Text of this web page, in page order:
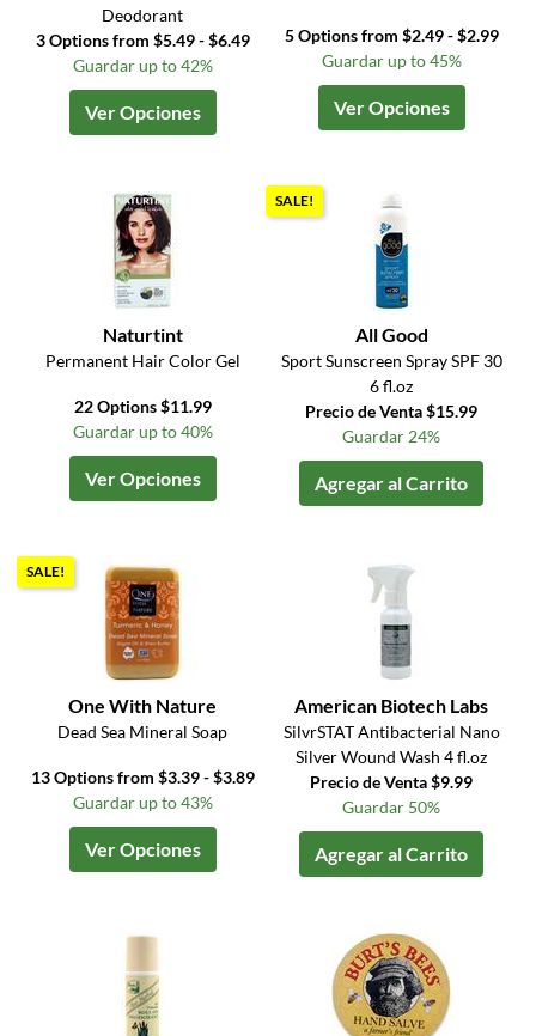
Deodorant
3 Options from $5.49 - $6.49
Guardar up to 42%
Ver Opciones
5 Options from $2.49 - $2.99
Guardar up to 45%
Ver Opciones
Naturtint
Permanent Hair Color Gel
22 Options $11.99
Guardar up to 40%
Ver Opciones
SALE!
All Good
Sport Sunscreen Spray SPF 30
6 fl.oz
Precio de Venta $15.99
Guardar 24%
Agregar al Carrito
SALE!
One With Nature
Dead Sea Mineral Soap
13 Options from $3.39 - $3.89
Guardar up to 43%
Ver Opciones
American Biotech Labs
SilvrSTAT Antibacterial Nano
Silver Wound Wash 4 fl.oz
Precio de Venta $9.99
Guardar 50%
Agregar al Carrito